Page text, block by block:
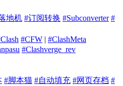
地机 #订阅转换 #Subconverter #
#CFW | #ClashMeta
#Clashverge_rev
#脚本猫 #自动填充 #网页存档 #